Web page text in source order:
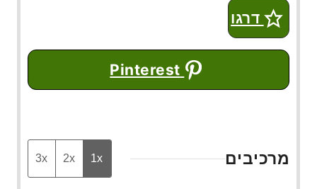
דרגו
מרכיבים 1x
2x
3x